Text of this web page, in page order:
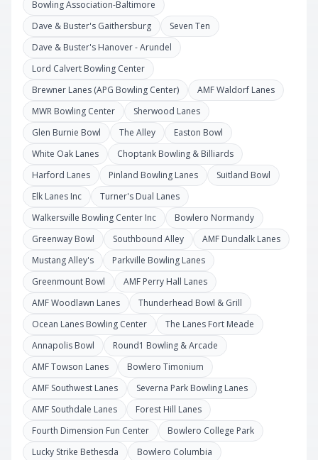
Bowling Association-Baltimore
Dave & Buster's Gaithersburg
Seven Ten
Dave & Buster's Hanover - Arundel
Lord Calvert Bowling Center
Brewner Lanes (APG Bowling Center)
AMF Waldorf Lanes
MWR Bowling Center
Sherwood Lanes
Glen Burnie Bowl
The Alley
Easton Bowl
White Oak Lanes
Choptank Bowling & Billiards
Harford Lanes
Pinland Bowling Lanes
Suitland Bowl
Elk Lanes Inc
Turner's Dual Lanes
Walkersville Bowling Center Inc
Bowlero Normandy
Greenway Bowl
Southbound Alley
AMF Dundalk Lanes
Mustang Alley's
Parkville Bowling Lanes
Greenmount Bowl
AMF Perry Hall Lanes
AMF Woodlawn Lanes
Thunderhead Bowl & Grill
Ocean Lanes Bowling Center
The Lanes Fort Meade
Annapolis Bowl
Round1 Bowling & Arcade
AMF Towson Lanes
Bowlero Timonium
AMF Southwest Lanes
Severna Park Bowling Lanes
AMF Southdale Lanes
Forest Hill Lanes
Fourth Dimension Fun Center
Bowlero College Park
Lucky Strike Bethesda
Bowlero Columbia